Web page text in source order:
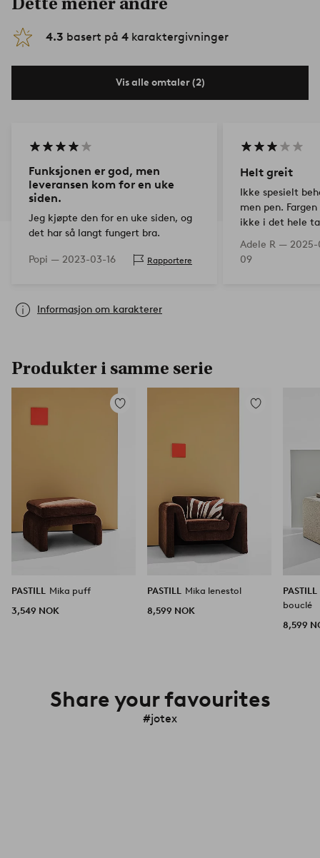
4.3 basert på 4 karaktergivninger
Vis alle omtaler (2)
Funksjonen er god, men
leveransen kom for en uke
siden.
Jeg kjøpte den for en uke siden, og
det har så langt fungert bra.
Popi — 2023-03-16 Rapportere
Helt greit
Ikke spesielt
men pen.
ikke i det hele
Adele R —
09
Informasjon om karakterer
Produkter i samme serie
Legg
PASTILL
Mika puff
3,549 NOK
Legg
PASTILL
Mika lenestol
8,599 NOK
PASTILL
bouclé
8,599
Share your favourites
#jotex